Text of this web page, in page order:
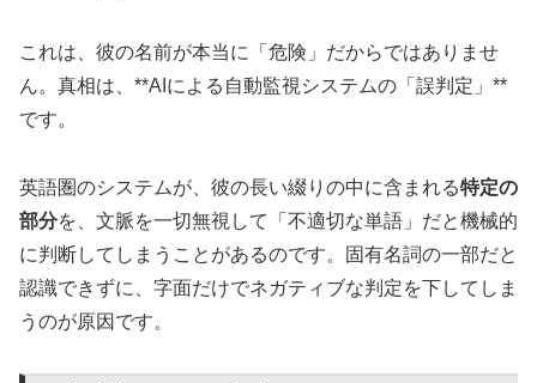
これは、彼の名前が本当に「危険」だからではありませ
ん。真相は、**AIによる自動監視システムの「誤判定」**
です。
英語圏のシステムが、彼の長い綴りの中に含まれる特定の
部分を、文脈を一切無視して「不適切な単語」だと機械的
に判断してしまうことがあるのです。固有名詞の一部だと
認識できずに、字面だけでネガティブな判定を下してしま
うのが原因です。